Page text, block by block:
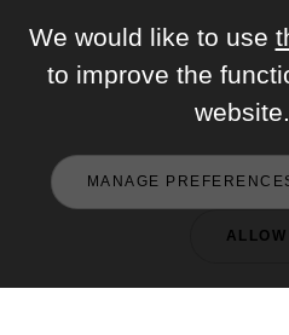
oefeningen
vinden in je
ontstond het
nieuwsbrief....
We would like to use
to improve the
website.
MANAGE
ALLOW